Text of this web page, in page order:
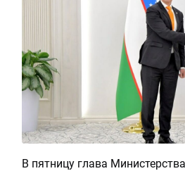
В пятницу глава